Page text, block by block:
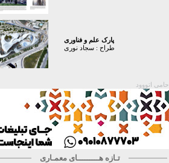
پارک علم و فناوری
طراح : سجاد نوری
حامی اتووود
تـازه هـــــــــای معمـاری